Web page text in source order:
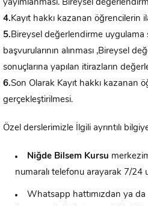
yayımlanması. Bireysel
4.Kayıt hakkı kazanan öğrencilerin
5.Bireysel değerlendirme uygulama
başvurularının alınması ,Bireysel
sonuçlarına yapılan itirazların
6.Son Olarak Kayıt hakkı kazanan
gerçekleştirilmesi.
Özel derslerimizle İlgili ayrıntılı
Niğde Bilsem Kursu
numaralı telefonu arayarak 7/24
Whatsapp hattımızdan ya da